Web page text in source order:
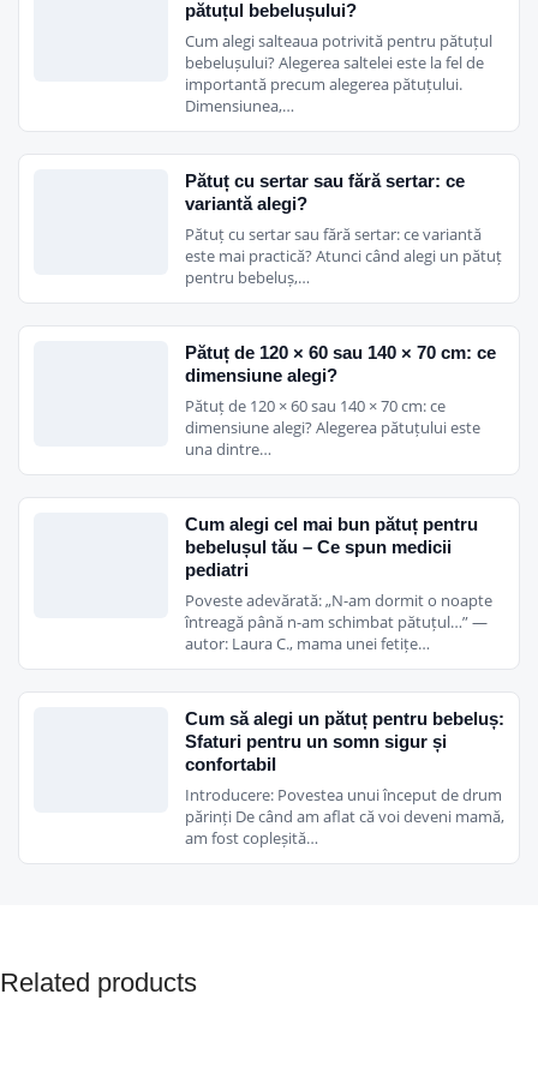
pătuțul bebelușului?
Cum alegi salteaua potrivită pentru pătuțul
bebelușului? Alegerea saltelei este la fel de
importantă precum alegerea pătuțului.
Dimensiunea,…
Pătuț cu sertar sau fără sertar: ce
variantă alegi?
Pătuț cu sertar sau fără sertar: ce variantă
este mai practică? Atunci când alegi un pătuț
pentru bebeluș,…
Pătuț de 120 × 60 sau 140 × 70 cm: ce
dimensiune alegi?
Pătuț de 120 × 60 sau 140 × 70 cm: ce
dimensiune alegi? Alegerea pătuțului este
una dintre…
Cum alegi cel mai bun pătuț pentru
bebelușul tău – Ce spun medicii
pediatri
Poveste adevărată: „N-am dormit o noapte
întreagă până n-am schimbat pătuțul…” —
autor: Laura C., mama unei fetițe…
Cum să alegi un pătuț pentru bebeluș:
Sfaturi pentru un somn sigur și
confortabil
Introducere: Povestea unui început de drum
părinți De când am aflat că voi deveni mamă,
am fost copleșită…
Related products